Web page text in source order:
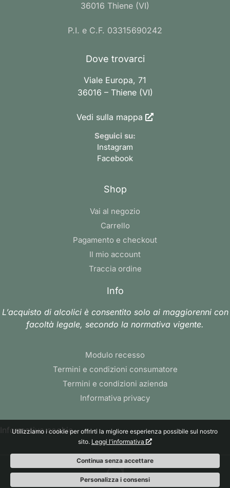
36016 Thiene (VI)
P.I. e C.F. 03315690242
Dove trovarci
Viale Europa, 71
36016 – Thiene (VI)
Vedi sulla mappa
Seguici su:
Instagram
Facebook
Shop
Vai al negozio
Carrello
Pagamento e checkout
Il mio account
Traccia ordine
Info
L’acquisto di alcolici è consentito solo ai maggiorenni con
facoltà legale, secondo la normativa vigente.
Modulo recesso
Termini e condizioni consumatore
Termini e condizioni azienda
Informativa privacy
Informativa cookie
Utilizziamo i cookie per offrirti la migliore esperienza possibile sul nostro
sito. Leggi l'informativa
Continua senza accettare
Personalizza i consensi